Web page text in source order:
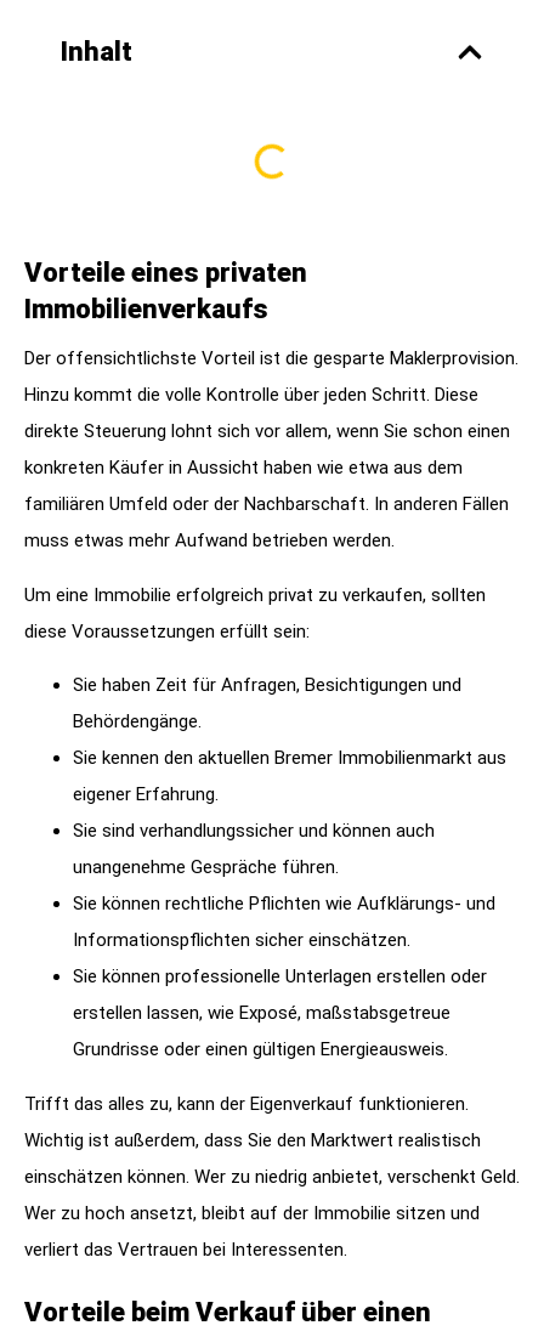
Inhalt
Vorteile eines privaten
Immobilienverkaufs
Der offensichtlichste Vorteil ist die gesparte Maklerprovision.
Hinzu kommt die volle Kontrolle über jeden Schritt. Diese
direkte Steuerung lohnt sich vor allem, wenn Sie schon einen
konkreten Käufer in Aussicht haben wie etwa aus dem
familiären Umfeld oder der Nachbarschaft. In anderen Fällen
muss etwas mehr Aufwand betrieben werden.
Um eine Immobilie erfolgreich privat zu verkaufen, sollten
diese Voraussetzungen erfüllt sein:
Sie haben Zeit für Anfragen, Besichtigungen und
Behördengänge.
Sie kennen den aktuellen Bremer Immobilienmarkt aus
eigener Erfahrung.
Sie sind verhandlungssicher und können auch
unangenehme Gespräche führen.
Sie können rechtliche Pflichten wie Aufklärungs- und
Informationspflichten sicher einschätzen.
Sie können professionelle Unterlagen erstellen oder
erstellen lassen, wie Exposé, maßstabsgetreue
Grundrisse oder einen gültigen Energieausweis.
Trifft das alles zu, kann der Eigenverkauf funktionieren.
Wichtig ist außerdem, dass Sie den Marktwert realistisch
einschätzen können. Wer zu niedrig anbietet, verschenkt Geld.
Wer zu hoch ansetzt, bleibt auf der Immobilie sitzen und
verliert das Vertrauen bei Interessenten.
Vorteile beim Verkauf über einen